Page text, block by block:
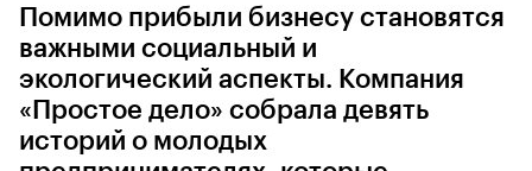
Помимо прибыли бизнесу становятся
важными социальный и
экологический аспекты. Компания
«Простое дело» собрала девять
историй о молодых